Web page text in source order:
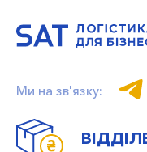
Ми на зв'язку: